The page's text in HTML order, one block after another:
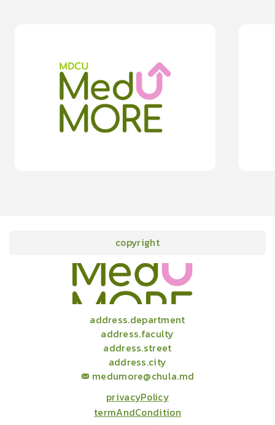
สืบสานประเพณีสูงกรานต์ อย่างเป็นสุขและปลอดภัยจาก “โค
0.0 0rating)
moreDetails
copyright
address.department
address.faculty
address.street
address.city
medumore@chula.md
privacyPolicy
termAndCondition
onlineCourses academicConferencesnewsinfographic